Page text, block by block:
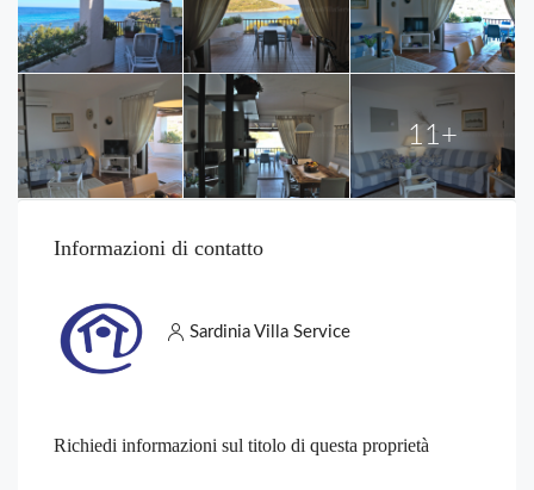
11+
Informazioni di contatto
Sardinia Villa Service
Richiedi informazioni sul titolo di questa proprietà